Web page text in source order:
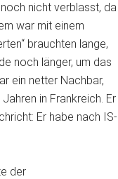
nicht verblasst, da
war mit einem
brauchten lange,
noch länger, um das
ein netter Nachbar,
in Frankreich. Er
Er habe nach IS-
der